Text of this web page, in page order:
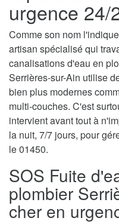
urgence 24/
Comme son nom
artisan spécialisé qui
canalisations d'eau en
Serrières-sur-Ain utilise
bien plus modernes
multi-couches. C'est
intervient avant tout à
la nuit, 7/7 jours, pour
le 01450.
SOS Fuite
plombier
cher en